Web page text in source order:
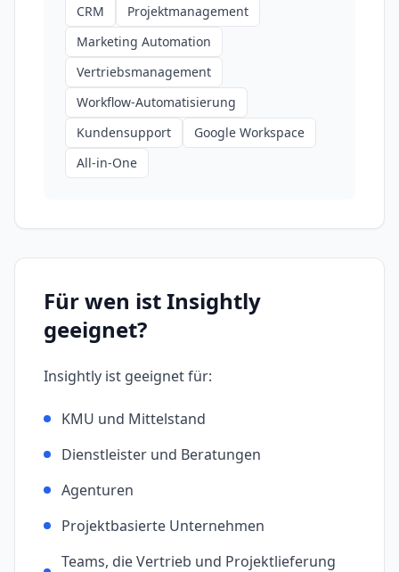
CRM
Projektmanagement
Marketing Automation
Vertriebsmanagement
Workflow-Automatisierung
Kundensupport
Google Workspace
All-in-One
Für wen istInsightly
geeignet?
Insightly ist geeignet für:
KMU und Mittelstand
Dienstleister und Beratungen
Agenturen
Projektbasierte Unternehmen
Teams, die Vertrieb und Projektlieferung